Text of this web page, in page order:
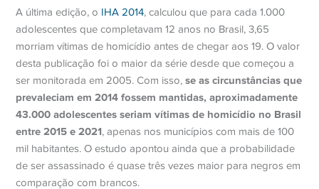
A última edição, o IHA 2014, calculou que para cada 1.000
adolescentes que completavam 12 anos no Brasil, 3,65
morriam vítimas de homicídio antes de chegar aos 19. O valor
desta publicação foi o maior da série desde que começou a
ser monitorada em 2005. Com isso, se as circunstâncias que
prevaleciam em 2014 fossem mantidas, aproximadamente
43.000 adolescentes seriam vítimas de homicídio no Brasil
entre 2015 e 2021, apenas nos municípios com mais de 100
mil habitantes. O estudo apontou ainda que a probabilidade
de ser assassinado é quase três vezes maior para negros em
comparação com brancos.